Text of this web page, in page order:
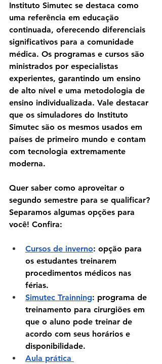
Instituto Simutec se destaca como
uma referência em educação
continuada, oferecendo diferenciais
significativos para a comunidade
médica. Os programas e cursos são
ministrados por especialistas
experientes, garantindo um ensino
de alto nível e uma metodologia de
ensino individualizada. Vale destacar
que os simuladores do Instituto
Simutec são os mesmos usados em
países de primeiro mundo e contam
com tecnologia extremamente
moderna.
Quer saber como aproveitar o
segundo semestre para se qualificar?
Separamos algumas opções para
você! Confira:
Cursos de inverno: opção para
os estudantes treinarem
procedimentos médicos nas
férias.
Simutec Trainning: programa de
treinamento para cirurgiões em
que o aluno pode treinar de
acordo com seus horários e
disponibilidade.
Aula prática